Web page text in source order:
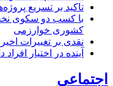
تاکید بر تسریع
با کسب دو سکوی
کشوری خوارزمی
نقدی بر تغییرات
آینده در اختیار
اجتماعی